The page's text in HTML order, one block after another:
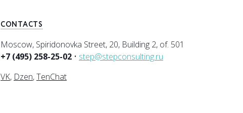
CONTACTS
Moscow, Spiridonovka Street, 20, Building 2, of. 501
+7 (495) 258-25-02 • step@stepconsulting.ru
VK, Dzen,TenChat